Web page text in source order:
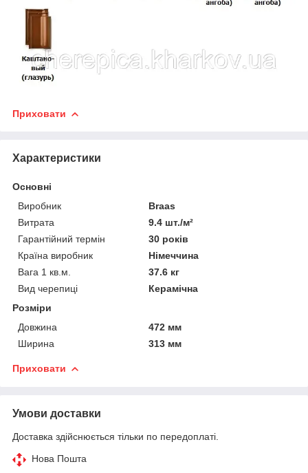
Приховати
Характеристики
Основні
Виробник
Braas
Витрата
9.4 шт./м²
Гарантійний термін
30 років
Країна виробник
Німеччина
Вага 1 кв.м.
37.6 кг
Вид черепиці
Керамічна
Розміри
Довжина
472 мм
Ширина
313 мм
Приховати
Умови доставки
Доставка здійснюється тільки по передоплаті.
Нова Пошта